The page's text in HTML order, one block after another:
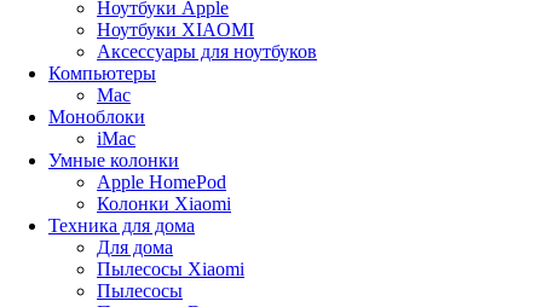
Ноутбуки Apple
Ноутбуки XIAOMI
Аксессуары для ноутбуков
Компьютеры
Mac
Моноблоки
iMac
Умные колонки
Apple HomePod
Колонки Xiaomi
Техника для дома
Для дома
Пылесосы Xiaomi
Пылесосы